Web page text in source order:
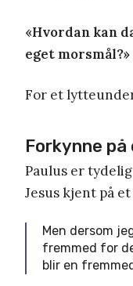
«Hvordan kan
eget morsmål?»
For et
Forkynne
Paulus er
Jesus kjent på
Men dersom
fremmed for
blir en